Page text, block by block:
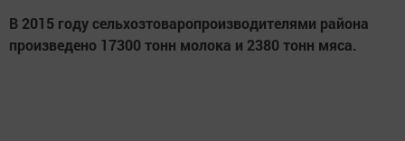
В 2015 году сельхозтоваропроизводителями района
произведено 17300 тонн молока и 2380 тонн мяса.